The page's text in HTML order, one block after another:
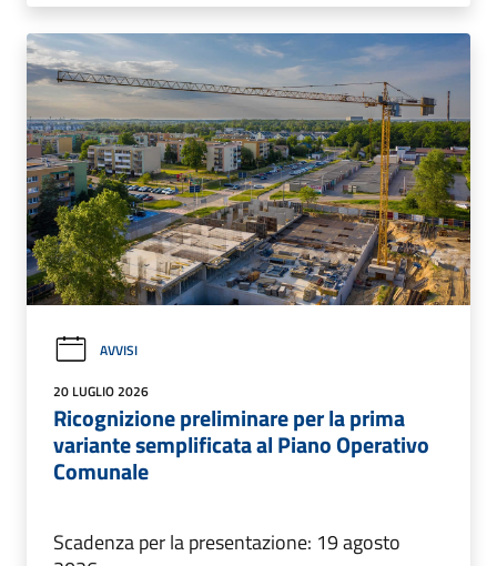
AVVISI
20 LUGLIO 2026
Ricognizione preliminare per la prima
variante semplificata al Piano Operativo
Comunale
Scadenza per la presentazione: 19 agosto